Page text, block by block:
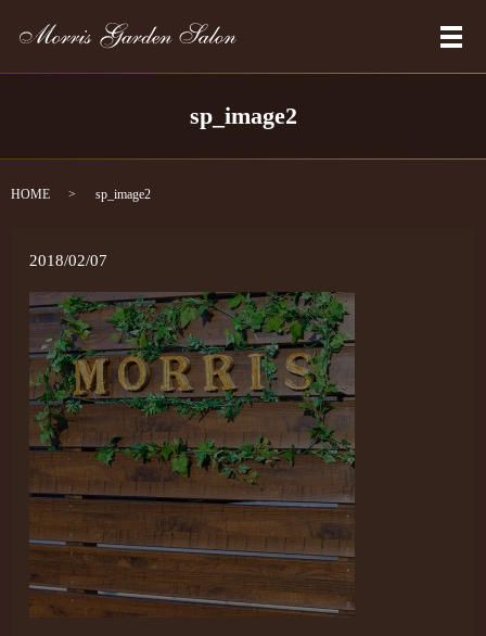
メ
sp_image2
HOME sp_image2
2018/02/07